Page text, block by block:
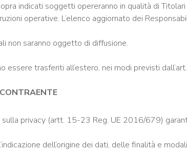
indicati soggetti opereranno in qualità di
operative. L’elenco aggiornato dei
non saranno oggetto di diffusione.
essere trasferiti all’estero, nei modi previsti
sulla privacy (artt. 15-23 Reg. UE 2016/679)
dell’origine dei dati, delle finalità e